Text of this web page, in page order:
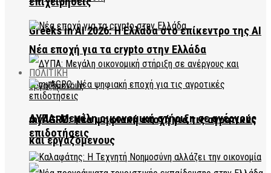
Greeks in AI 2026: Η Ελλάδα στο επίκεντρο της AI
ΔΥΠΑ: Μεγάλη οικονομική στήριξη σε ανέργους
και εργαζόμενους
Νέα εποχή για τα crypto στην Ελλάδα
ΠΟΛΙΤΙΚΗ
myAGRO: Νέα ψηφιακή εποχή για τις αγροτικές
επιδοτήσεις